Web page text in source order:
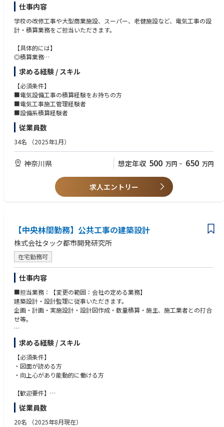
仕事内容
学校の改修工事や大型商業施設、スーパー、老健施設など、電気工事の設
計・積算業務をご担当いただきます。
【具体的には】
◎積算業務
◎設計業務
◎見積業務
上記に従事いただきます。
求める経験 / スキル
【必須条件】
■電気設備工事の積算経験をお持ちの方
■電気工事施工管理経験者
■設備系積算経験者
従業員数
34名 （2025年1月）
神奈川県 想定年収 500 万円 ~ 650 万円
求人エントリー
【中央林間勤務】公共工事の建築設計
株式会社タック都市開発研究所
在宅勤務可
仕事内容
■担当業務：【変更の範囲：会社の定める業務】
建築設計・設計監理に従事いただきます。
企画・計画・実施設計・設計図作成・数量積算・施主、施工業者との打合
せ等。
■業務詳細：入社後、下記（1）～（8）の流れを実務を通して学んでいた
だきます。（1）建築主との打ち合わせ→（2）現地調査→（3）コンセプ
トの構築→（4）建築設計→（6）施工会社選定→（7）施工監理→（8）引
渡し。
い案件でございます。
求める経験 / スキル
【必須条件】
・図面が読める方
・向上心があり能動的に働ける方
【歓迎要件】
・建築士（1級・2級）の有資格者
・建築設備士の有資格者
・官公庁関連案件の設計・積算等の経験をお持ちの方
従業員数
20名 （2025年8月現在）